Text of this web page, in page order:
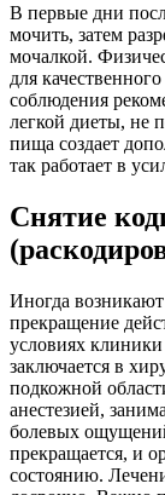
В первые дни
мочить, затем
мочалкой.
для
соблюдения
легкой диеты, не
пища создает
так работает в
Снятие
Иногда возникают
прекращение
условиях
заключается в
подкожной
анестезией,
болевых
прекращается, и
состоянию.